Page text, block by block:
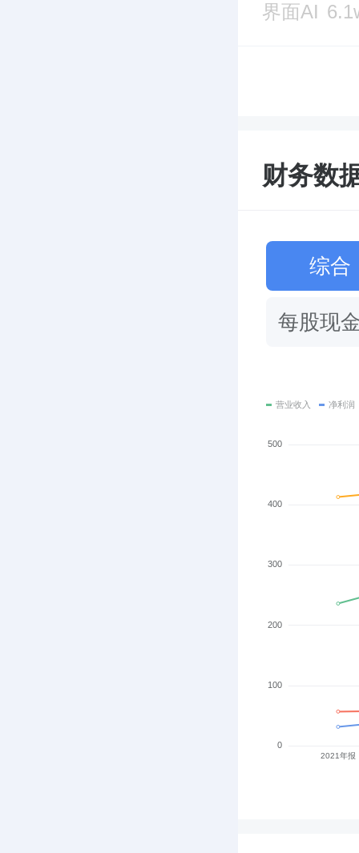
界面AI
财务数
综合
每股现